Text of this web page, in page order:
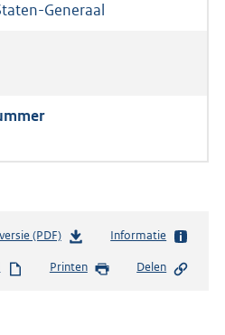
Generaal
(PDF)b
s
Informatie
Printen Delen